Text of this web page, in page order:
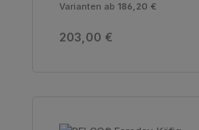
Varianten ab 186,20 €
Regulärer Preis:
203,00 €